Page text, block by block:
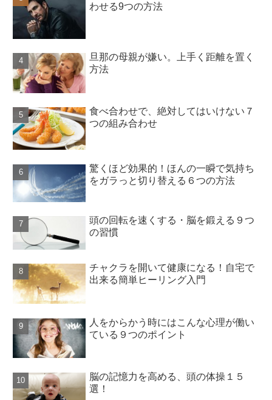
わせる9つの方法
旦那の母親が嫌い。上手く距離を置く
方法
食べ合わせで、絶対してはいけない７
つの組み合わせ
驚くほど効果的！ほんの一瞬で気持ち
をガラっと切り替える６つの方法
頭の回転を速くする・脳を鍛える９つ
の習慣
チャクラを開いて健康になる！自宅で
出来る簡単ヒーリング入門
人をからかう時にはこんな心理が働い
ている９つのポイント
脳の記憶力を高める、頭の体操１５
選！